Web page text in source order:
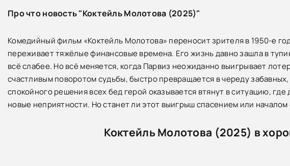
Про что новость "Коктейль Молотова (2025)"
Комедийный фильм «Коктейль Молотова» переносит зрителя в 1950-е
переживает тяжёлые финансовые времена. Его жизнь давно зашла в
всё слабее. Но всё меняется, когда Парвиз неожиданно выигрывает
счастливым поворотом судьбы, быстро превращается в череду
спокойного решения всех бед герой оказывается втянут в ситуацию,
новые неприятности. Но станет ли этот выигрыш спасением или
Коктейль Молотова (2025) в